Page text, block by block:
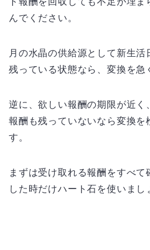
んでください。
月の水晶の供給源として新生
残っている状態なら、変換を急
逆に、欲しい報酬の期限が近く
報酬も残っていないなら変換を
す。
まずは受け取れる報酬をすべて
した時だけハート石を使いまし